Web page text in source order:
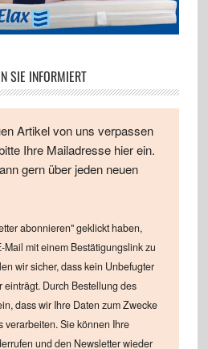
SIE INFORMIERT
Artikel von uns verpassen
Ihre Mailadresse hier ein.
gern über jeden neuen
abonnieren" geklickt haben,
mit einem Bestätigungslink zu
wir sicher, dass kein Unbefugter
Durch Bestellung des
dass wir Ihre Daten zum Zwecke
verarbeiten. Sie können Ihre
und den Newsletter wieder